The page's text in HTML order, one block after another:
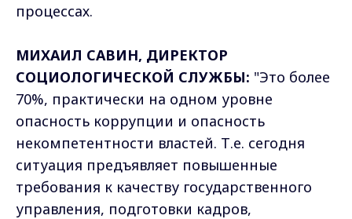
процессах.
МИХАИЛ САВИН, ДИРЕКТОР
СОЦИОЛОГИЧЕСКОЙ СЛУЖБЫ: "Это более
70%, практически на одном уровне
опасность коррупции и опасность
некомпетентности властей. Т.е. сегодня
ситуация предъявляет повышенные
требования к качеству государственного
управления, подготовки кадров,